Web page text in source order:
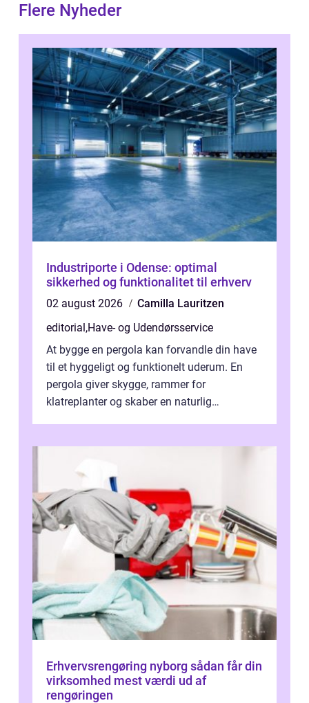
Flere Nyheder
Industriporte i Odense: optimal
sikkerhed og funktionalitet til erhverv
02 august 2026
Camilla Lauritzen
editorial,Have- og Udendørsservice
At bygge en pergola kan forvandle din have
til et hyggeligt og funktionelt uderum. En
pergola giver skygge, rammer for
klatreplanter og skaber en naturlig
Erhvervsrengøring nyborg sådan får din
virksomhed mest værdi ud af
rengøringen